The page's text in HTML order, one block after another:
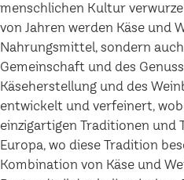
menschlichen Kultur
von Jahren werden Käse und
Nahrungsmittel, sondern
Gemeinschaft und des
Käseherstellung und des
entwickelt und verfeinert,
einzigartigen Traditionen und
Europa, wo diese Tradition
Kombination von Käse und